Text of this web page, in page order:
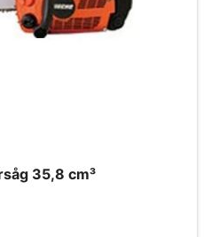
35,8 cm³